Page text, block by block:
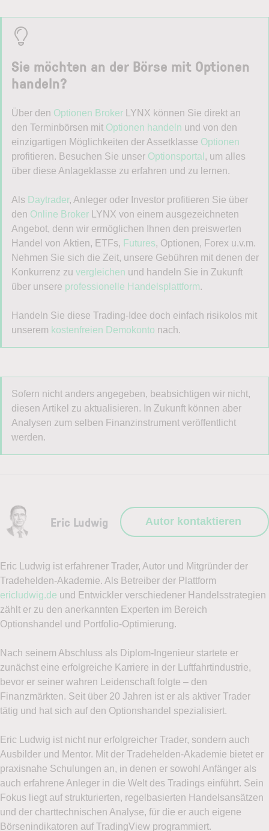
Vorname
Telefon
Handelsideen gesucht?
Mail erhalten: Börsentäglich aktuelle Wertpapier- und
Marktanalysen von unseren Börsenexperten. Die
optimale Unterstützung für Ihren Trading-Erfolg.
Ja Nein
Handelsideen gesucht?
Nein
pro Woche erscheinenden Newsletter
Optionsreport von LYNX zu erhalten. Mit der
Eröffnung des Demokontos stimme ich zu, dass
LYNX mir regelmäßige Werbe-E-Mails mit
Angeboten, Neuigkeiten und weiteren
mich jederzeit über den Abmeldelink im Newsletter
oder per E-Mail anservice@lynxbroker.de
abmelden, ohne dass hierfür andere als die
Übermittlungskosten nach den Basistarifen
entstehen. Weitere Informationen zum
Datenschutzerklärung
Ich stimme zu, das Demokonto bzw. den mehrmals
pro Woche erscheinenden Newsletter
Optionsreport von LYNX zu erhalten. Mit der
Eröffnung des Demokontos stimme ich zu, dass
LYNX mir regelmäßige Werbe-E-Mails mit
Sie möchten an der Börse mit Optionen
handeln?
Über den Optionen Broker LYNX können Sie direkt an
den Terminbörsen mit Optionen handeln und von den
einzigartigen Möglichkeiten der Assetklasse Optionen
profitieren. Besuchen Sie unser Optionsportal , um alles
über diese Anlageklasse zu erfahren und zu lernen.
Als Daytrader, Anleger oder Investor profitieren Sie über
den Online Broker LYNX von einem ausgezeichneten
Angebot, denn wir ermöglichen Ihnen den preiswerten
Handel von Aktien, ETFs, Futures, Optionen, Forex u.v.m.
Nehmen Sie sich die Zeit, unsere Gebühren mit denen der
Konkurrenz zu vergleichen und handeln Sie in Zukunft
über unsere professionelle Handelsplattform.
Handeln Sie diese Trading-Idee doch einfach risikolos mit
unserem kostenfreien Demokonto nach.
Sofern nicht anders angegeben, beabsichtigen wir nicht,
diesen Artikel zu aktualisieren. In Zukunft können aber
Analysen zum selben Finanzinstrument veröffentlicht
werden.
Eric Ludwig Autor kontaktieren
Eric Ludwig ist erfahrener Trader, Autor und Mitgründer der
Tradehelden-Akademie. Als Betreiber der Plattform
ericludwig.de und Entwickler verschiedener Handelsstrategien
zählt er zu den anerkannten Experten im Bereich
Optionshandel und Portfolio-Optimierung.
Nach seinem Abschluss als Diplom-Ingenieur startete er
zunächst eine erfolgreiche Karriere in der Luftfahrtindustrie,
bevor er seiner wahren Leidenschaft folgte – den
Finanzmärkten. Seit über 20 Jahren ist er als aktiver Trader
tätig und hat sich auf den Optionshandel spezialisiert.
Eric Ludwig ist nicht nur erfolgreicher Trader, sondern auch
Ausbilder und Mentor. Mit der Tradehelden-Akademie bietet er
praxisnahe Schulungen an, in denen er sowohl Anfänger als
auch erfahrene Anleger in die Welt des Tradings einführt. Sein
Fokus liegt auf strukturierten, regelbasierten Handelsansätzen
und der charttechnischen Analyse, für die er auch eigene
Börsenindikatoren auf TradingView programmiert.